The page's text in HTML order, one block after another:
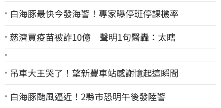
白海豚最快今發海警！專家曝停班停課機率
慈濟買疫苗被詐10億 聲明1句醫轟：太瞎
吊車大王哭了！望新豐車站感謝憶起這瞬間
白海豚颱風逼近！2縣市恐明午後發陸警